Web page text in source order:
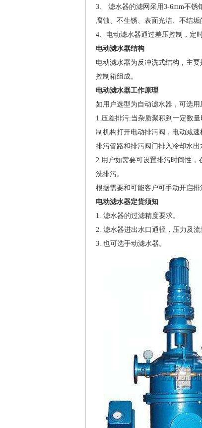
3、 滤水器的滤网采用3-6mm不
腐蚀、不生锈、表面光洁、不结垢
4、电动滤水器通过差压控制，定
电动滤水器结构
电动滤水器为反冲洗式结构，
控制箱组成。
电动滤水器工作原理
如用户选型为自动滤水器，可选用
1.压差排污:当杂质聚积到一定数
制机构打开电动排污阀，电动减
排污管路和排污阀门排入冷却水出
2.用户如需要可设置排污时间性，
洗排污。
根据需要和可能客户可手动开启排
电动滤水器定货须知
1. 滤水器的过滤精度要求。
2. 滤水器进出水口通径，压力及流
3. 也可选手动滤水器。